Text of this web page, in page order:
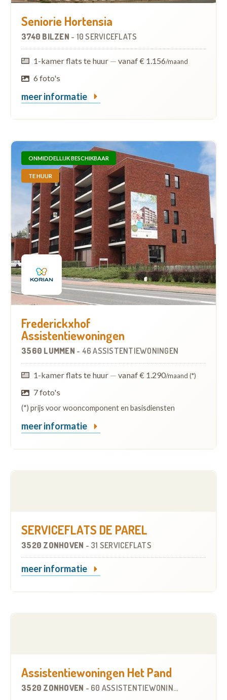
Seniorie Hortensia
3740 BILZEN - 10 SERVICEFLATS
1-kamer flats te huur — vanaf € 1.156/maand
6 foto's
meer informatie
ONMIDDELLIJK BESCHIKBAAR
TE HUUR
Frederickxhof
Assistentiewoningen
3560 LUMMEN - 46 ASSISTENTIEWONINGEN
1-kamer flats te huur — vanaf € 1.290/maand (*)
7 foto's
(*) prijs voor wooncomponent en basisdiensten
meer informatie
SERVICEFLATS DE PAREL
3520 ZONHOVEN - 31 SERVICEFLATS
meer informatie
Assistentiewoningen Het Pand
3520 ZONHOVEN - 60 ASSISTENTIEWONINGEN